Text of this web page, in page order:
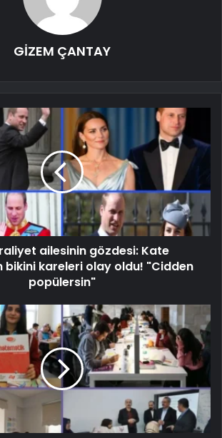
GİZEM ÇANTAY
ailesinin gözdesi: Kate
bikini kareleri olay oldu! "Cidden
popülersin"